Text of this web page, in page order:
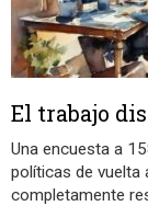
El trabajo
Una encuesta a
políticas de vuelta
completamente